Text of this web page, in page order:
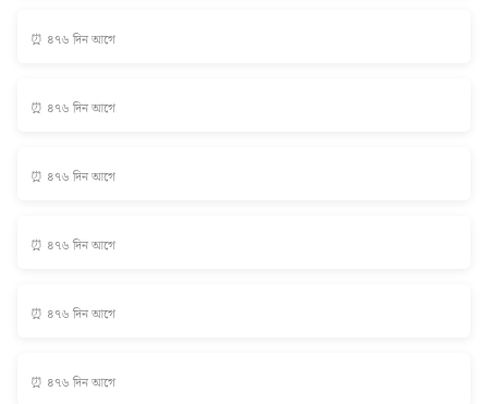
⏰ ৪৭৬ দিন আগে
⏰ ৪৭৬ দিন আগে
⏰ ৪৭৬ দিন আগে
⏰ ৪৭৬ দিন আগে
⏰ ৪৭৬ দিন আগে
⏰ ৪৭৬ দিন আগে